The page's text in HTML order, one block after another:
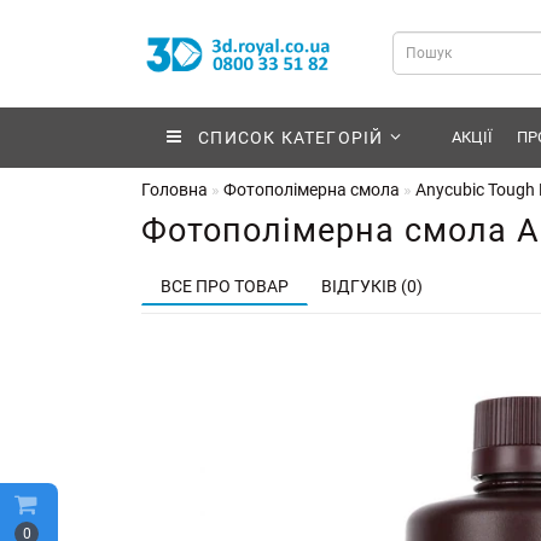
0
СПИСОК КАТЕГОРІЙ АКЦІЇ
Головна Фотополімерна смола Anycubic Tough
Фотополімерна смола
ВСЕ ПРО ТОВАР ВІДГУКІВ (0)